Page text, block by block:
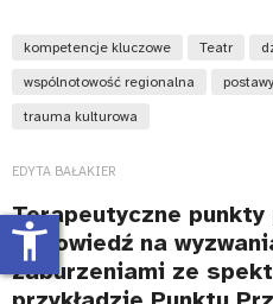
kompetencje kluczowe Teatr
wspólnotowość regionalna postawy
trauma kulturowa
EDYTA BAŁAKIER
Terapeutyczne
odpowiedź na
zaburzeniami ze
accessibility_new